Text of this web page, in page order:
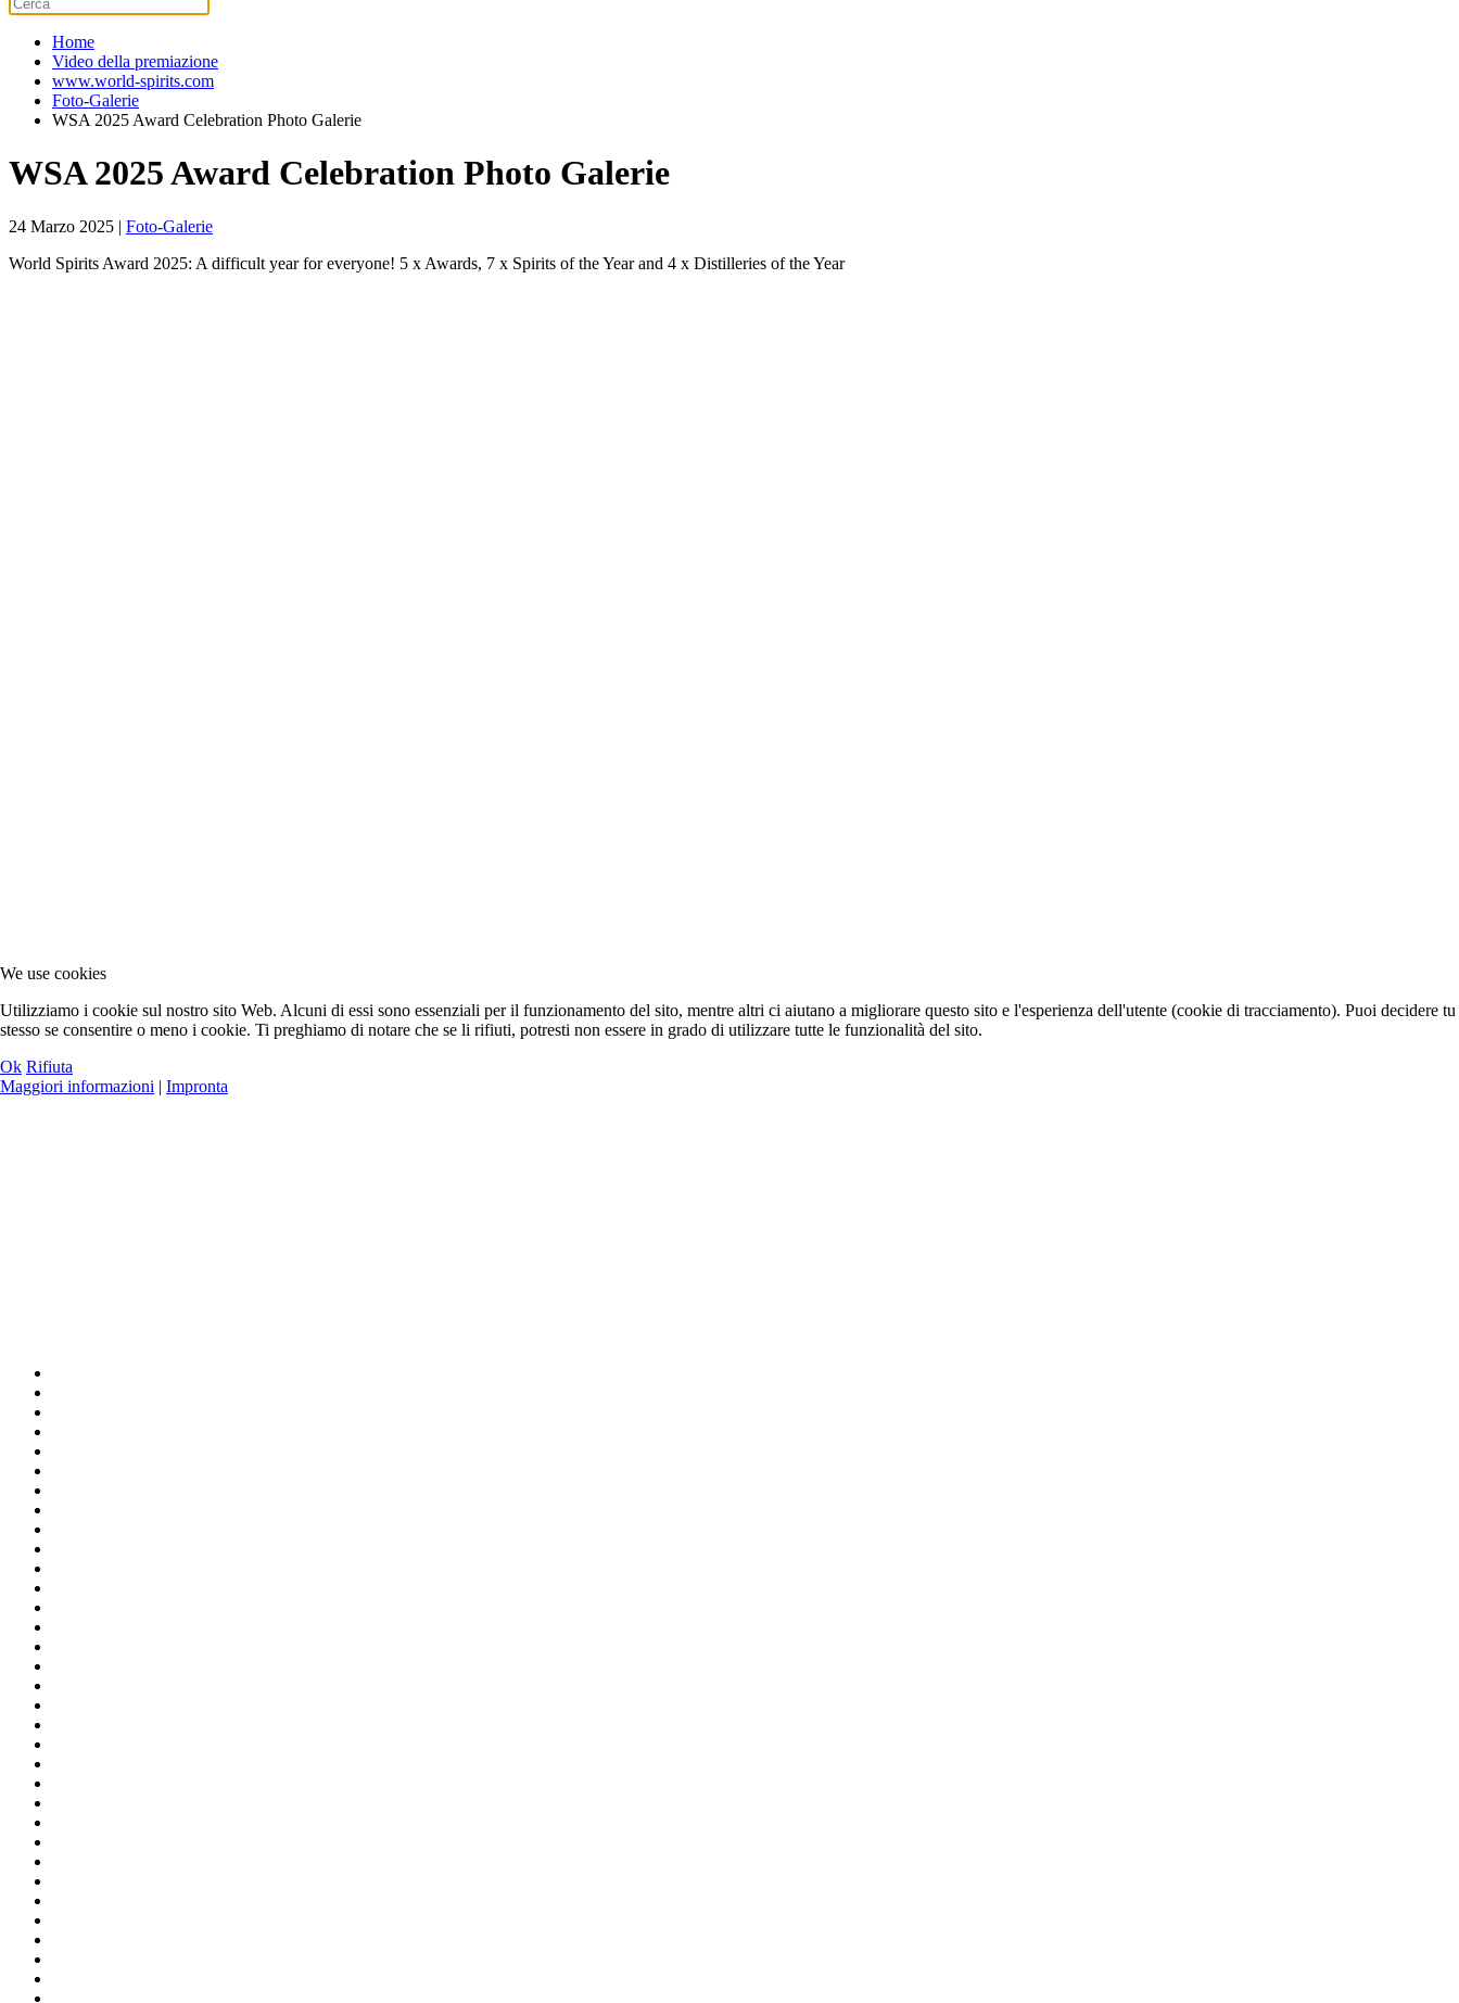
Home
Video della premiazione
www.world-spirits.com
Foto-Galerie
WSA 2025 Award Celebration Photo Galerie
WSA 2025 Award Celebration Photo Galerie
24 Marzo 2025 | Foto-Galerie
World Spirits Award 2025: A difficult year for everyone! 5 x Awards, 7 x Spirits of the Year and 4 x Distilleries of the Year
We use cookies
Utilizziamo i cookie sul nostro sito Web. Alcuni di essi sono essenziali per il funzionamento del sito, mentre altri ci aiutano a migliorare questo sito e l'esperienza dell'utente (cookie di tracciamento). Puoi decidere tu
stesso se consentire o meno i cookie. Ti preghiamo di notare che se li rifiuti, potresti non essere in grado di utilizzare tutte le funzionalità del sito.
Ok Rifiuta
Maggiori informazioni | Impronta